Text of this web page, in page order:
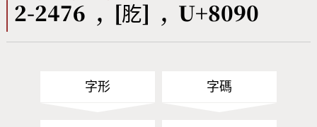
CNS查詢 Unicode查詢
2-2476 , [肐] , U+8090
字形 字碼